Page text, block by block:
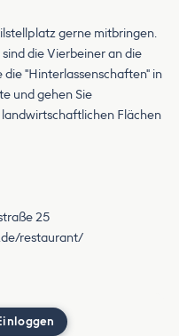
gerne mitbringen.
die Vierbeiner an die
"Hinterlassenschaften" in
und gehen Sie
Flächen
25
restaurant/